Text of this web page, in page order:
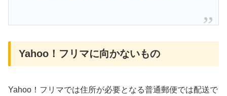
Yahoo！フリマに向かないもの
Yahoo！フリマでは住所が必要となる普通郵便では配送で